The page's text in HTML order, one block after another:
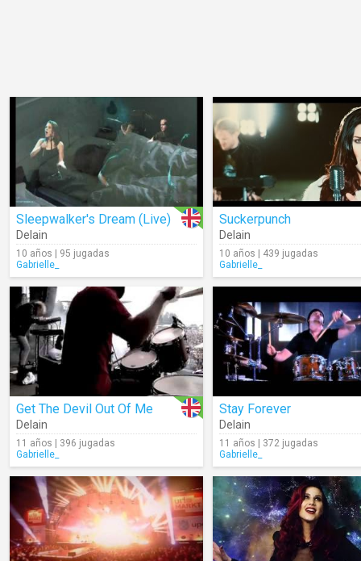
Sleepwalker's Dream (Live)
Delain
10 años | 95 jugadas
Gabrielle_
Suckerpunch
Delain
10 años | 439 jugadas
Gabrielle_
Get The Devil Out Of Me
Delain
11 años | 396 jugadas
Gabrielle_
Stay Forever
Delain
11 años | 372 jugadas
Gabrielle_